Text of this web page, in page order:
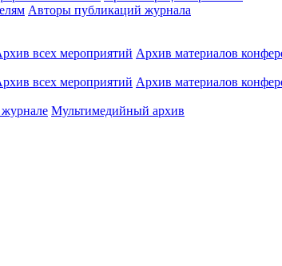
Авторы публикаций журнала
всех мероприятий Архив материалов
всех мероприятий Архив материалов
Мультимедийный архив